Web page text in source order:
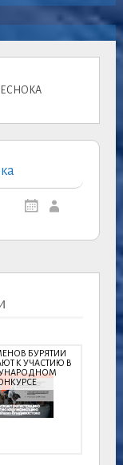
БУРЯТИИ
К УЧАСТИЮ В